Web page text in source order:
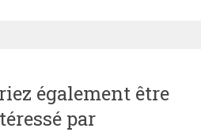
également être
par